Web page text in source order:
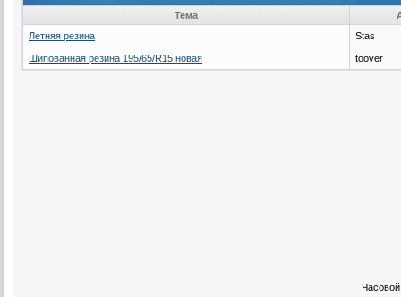
Тема
Летняя резина
Stas
Шипованная резина 195/65/R15 новая toover